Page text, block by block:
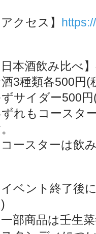
アクセス】
日本酒飲み比べ
3種類各500円(
サイダー500
れもコースタ
ースターは飲
ベント終了後
部商品は壬生